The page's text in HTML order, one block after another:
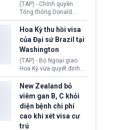
(TAP) - Chính quyền
Tổng thống Donald
Trump đã hoàn trả
khoảng 100 tỷ USD thuế
quan từng thu theo Đạo
luật Quyền hạn Kinh tế
Khẩn cấp Quốc tế
(IEEPA). Động thái này
diễn ra sau phán quyết
hồi tháng 2 bởi Tòa án
Tối cao Hoa Kỳ
(SCOTUS) khi tuyên bố,
việc áp thuế diện rộng là
hoàn toàn bất hợp pháp.
Hoa Kỳ thu hồi visa
của Đại sứ Brazil tại
Washington
(TAP) - Bộ Ngoại giao
Hoa Kỳ vừa quyết định
thu hồi thị thực (visa)
của bà Maria Luiza
Ribeiro Viotti - Đại sứ
Brazil tại Washington.
Động thái trên diễn ra
trong bối cảnh tranh
chấp ngoại giao giữa
New Zealand bỏ
viêm gan B, C khỏi
diện bệnh chi phí
cao khi xét visa cư
trú